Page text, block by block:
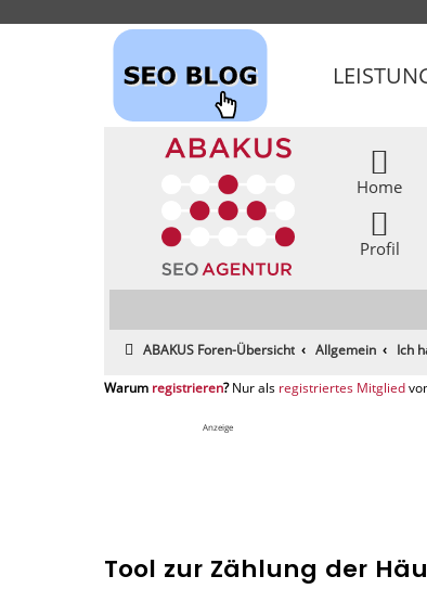
Home
Profil
ABAKUS Foren-Übersicht Allgemein Ich
registrieren registriertes Mitglied
Anzeige
Tool zur Zählung der